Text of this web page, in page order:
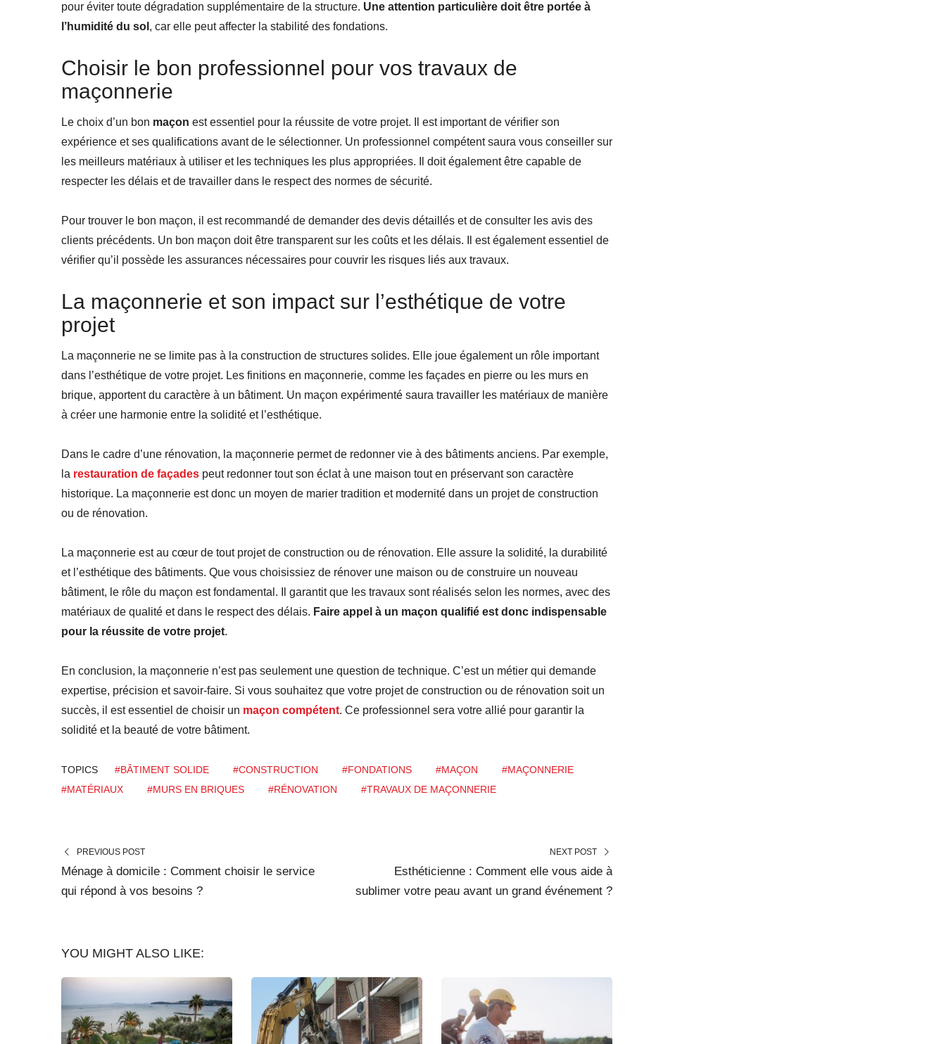
pour éviter toute dégradation supplémentaire de la structure. Une attention particulière doit être portée à
l’humidité du sol , car elle peut affecter la stabilité des fondations.
Choisir le bon professionnel pour vos travaux de
maçonnerie
Le choix d’un bon maçon est essentiel pour la réussite de votre projet. Il est important de vérifier son
expérience et ses qualifications avant de le sélectionner. Un professionnel compétent saura vous conseiller sur
les meilleurs matériaux à utiliser et les techniques les plus appropriées. Il doit également être capable de
respecter les délais et de travailler dans le respect des normes de sécurité.
Pour trouver le bon maçon, il est recommandé de demander des devis détaillés et de consulter les avis des
clients précédents. Un bon maçon doit être transparent sur les coûts et les délais. Il est également essentiel de
vérifier qu’il possède les assurances nécessaires pour couvrir les risques liés aux travaux.
La maçonnerie et son impact sur l’esthétique de votre
projet
La maçonnerie ne se limite pas à la construction de structures solides. Elle joue également un rôle important
dans l’esthétique de votre projet. Les finitions en maçonnerie, comme les façades en pierre ou les murs en
brique, apportent du caractère à un bâtiment. Un maçon expérimenté saura travailler les matériaux de manière
à créer une harmonie entre la solidité et l’esthétique.
Dans le cadre d’une rénovation, la maçonnerie permet de redonner vie à des bâtiments anciens. Par exemple,
la restauration de façades peut redonner tout son éclat à une maison tout en préservant son caractère
historique. La maçonnerie est donc un moyen de marier tradition et modernité dans un projet de construction
ou de rénovation.
La maçonnerie est au cœur de tout projet de construction ou de rénovation. Elle assure la solidité, la durabilité
et l’esthétique des bâtiments. Que vous choisissiez de rénover une maison ou de construire un nouveau
bâtiment, le rôle du maçon est fondamental. Il garantit que les travaux sont réalisés selon les normes, avec des
matériaux de qualité et dans le respect des délais. Faire appel à un maçon qualifié est donc indispensable
pour la réussite de votre projet.
En conclusion, la maçonnerie n’est pas seulement une question de technique. C’est un métier qui demande
expertise, précision et savoir-faire. Si vous souhaitez que votre projet de construction ou de rénovation soit un
succès, il est essentiel de choisir un maçon compétent. Ce professionnel sera votre allié pour garantir la
solidité et la beauté de votre bâtiment.
TOPICS #BÂTIMENT SOLIDE #CONSTRUCTION #FONDATIONS #MAÇON
#MAÇONNERIE
#MATÉRIAUX
#MURS EN BRIQUES #RÉNOVATION #TRAVAUX DE MAÇONNERIE
PREVIOUS POST
Ménage à domicile : Comment choisir le service
qui répond à vos besoins ?
NEXT POST
Esthéticienne : Comment elle vous aide à
sublimer votre peau avant un grand événement ?
YOU MIGHT ALSO LIKE: